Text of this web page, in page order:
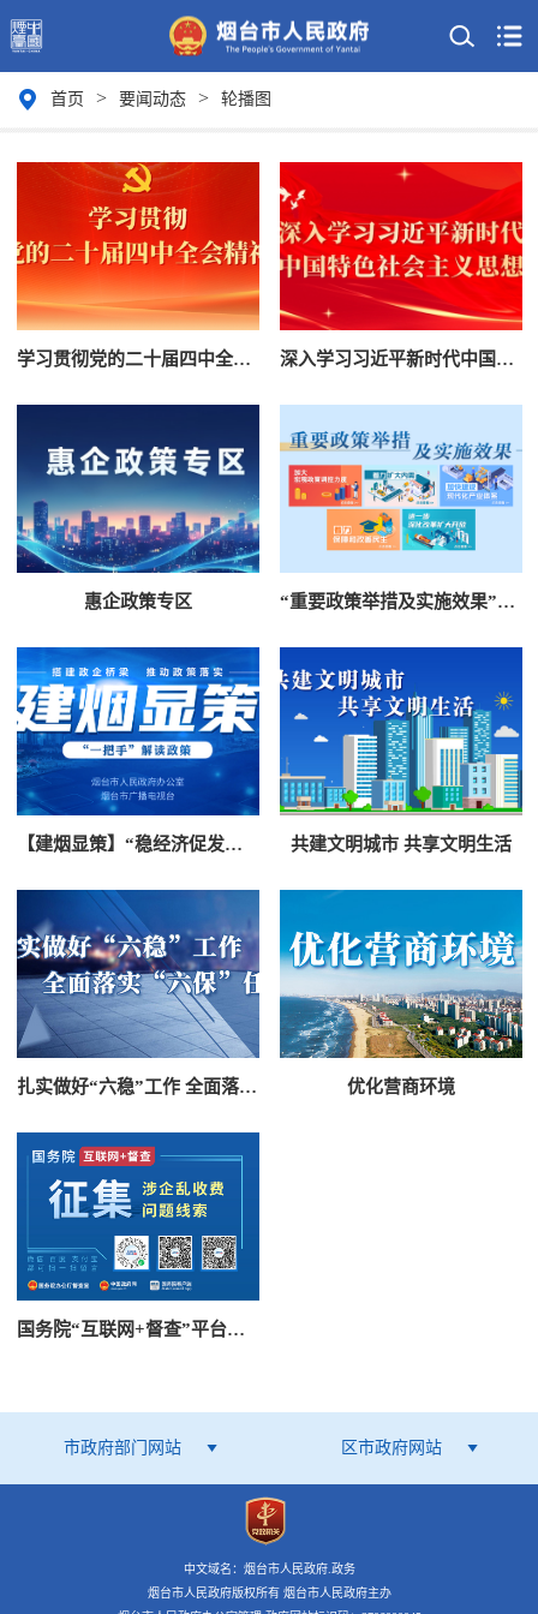
首页 > 要闻动态 > 轮播图
学习贯彻党的二十届四中全会精神 深入学习习近平新时代中国特色社会主义思想
惠企政策专区 “重要政策举措及实施效果”综合解读专栏
【建烟显策】“稳经济促发展若干政策措施”解读 共建文明城市 共享文明生活
扎实做好“六稳”工作 全面落实“六保”任务 优化营商环境
国务院“互联网+督查”平台公开征集涉企乱收费问题线索
市政府部门网站 区市政府网站
中文域名：烟台市人民政府.政务
烟台市人民政府版权所有 烟台市人民政府主办